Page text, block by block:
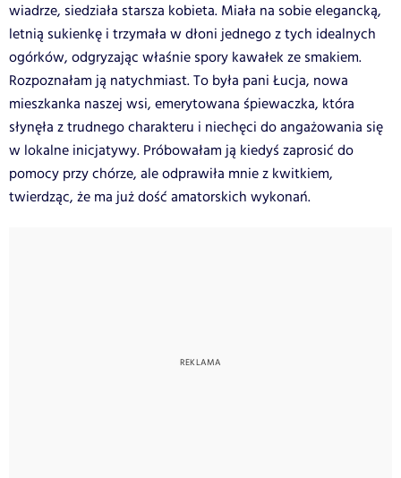
wiadrze, siedziała starsza kobieta. Miała na sobie elegancką,
letnią sukienkę i trzymała w dłoni jednego z tych idealnych
ogórków, odgryzając właśnie spory kawałek ze smakiem.
Rozpoznałam ją natychmiast. To była pani Łucja, nowa
mieszkanka naszej wsi, emerytowana śpiewaczka, która
słynęła z trudnego charakteru i niechęci do angażowania się
w lokalne inicjatywy. Próbowałam ją kiedyś zaprosić do
pomocy przy chórze, ale odprawiła mnie z kwitkiem,
twierdząc, że ma już dość amatorskich wykonań.